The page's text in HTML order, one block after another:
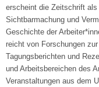
erscheint die Zeitschrift
Sichtbarmachung und
Geschichte der
reicht von Forschungen
Tagungsberichten und
und Arbeitsbereichen des
Veranstaltungen aus dem